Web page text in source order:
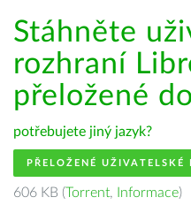
Stáhněte
rozhraní
přeložené
potřebujete jiný jazyk?
PŘELOŽENÉ UŽIVATELSKÉ
606 KB (Torrent, Informace)